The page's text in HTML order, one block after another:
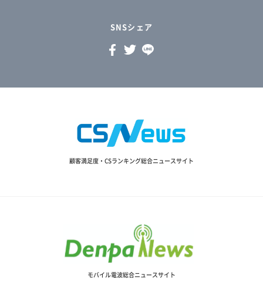
SNSシェア
顧客満足度・CSランキング総合ニュースサイト
モバイル電波総合ニュースサイト